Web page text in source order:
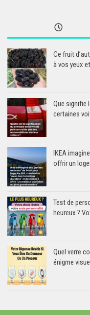
Ce fruit
à vos yeux
Que signifie
certaines
IKEA
offrir un
Test de
heureux ?
Quel verre
énigme